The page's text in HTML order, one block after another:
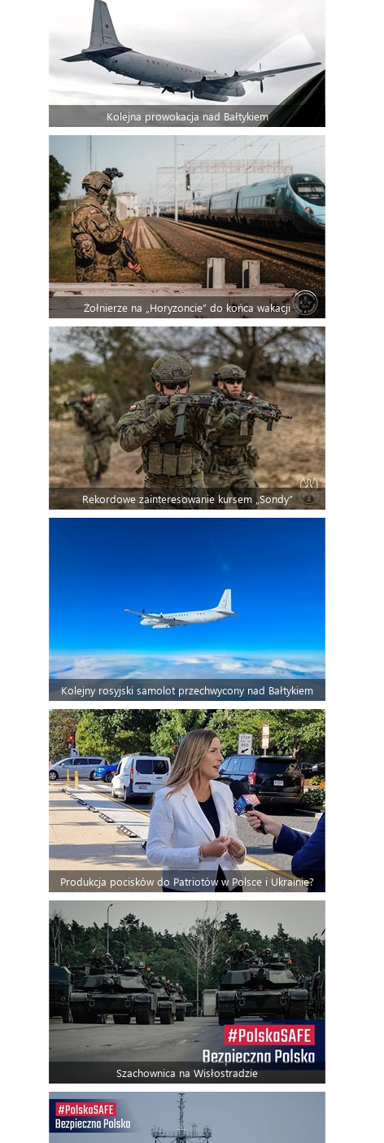
Kolejna prowokacja nad Bałtykiem
Żołnierze na „Horyzoncie” do końca wakacji
Rekordowe zainteresowanie kursem „Sondy”
Kolejny rosyjski samolot przechwycony nad Bałtykiem
Produkcja pocisków do Patriotów w Polsce i Ukrainie?
Szachownica na Wisłostradzie